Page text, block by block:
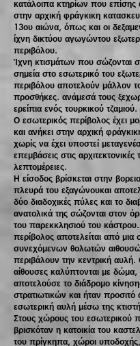
κατάλοιπα κτηρίων που επίσης
στην αρχική φράγκικη
13ου αιώνα, όπως και οι
ίχνη δικτύου αγωγώντου
περιβόλου.
Ίχνη κτισμάτων που σώζονται
σημεία στο εσωτερικό του
περιβόλου αποτελούν μάλλον
προσθήκες. ανάμεσά τους
ερείπια ενός τουρκικού τζαμιού.
Ο εσωτερικός περίβολος έχει
και ανήκει στην αρχική
χωρίς να έχει υποστεί
επεμβάσεις στις αρχιτεκτονικές
λεπτομέρειες.
Η είσοδος βρίσκεται στην
πλευρά του εξαγώνουκαι
δύο διαδοχικές πύλες και το
ανατολικά της σώζονται στον
του παρεκκλησιού του κάστρου.
περίβολος αποτελείται από μια
συνεχόμενων θολωτών
περιβάλουν την κεντρική αυλή.
αίθουσες καλύπτονται με
αποτελούσε το διάδρομο
στρατιωτικών και ήταν προσιτό
εσωτερική αυλή μέσω της
Στους χώρους του εσωτερικού
βρισκόταν η κατοικία του
του πρίγκηπα, χώροι υποδοχής,